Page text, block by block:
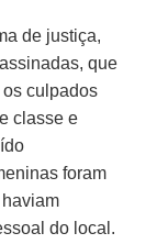
de justiça,
que
os culpados
classe e
foram
do local.